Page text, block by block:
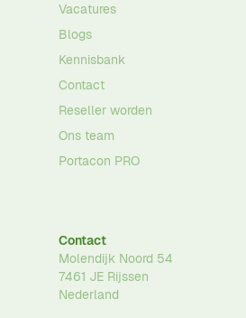
Vacatures
Blogs
Kennisbank
Contact
Reseller worden
Ons team
Portacon PRO
Contact
Molendijk Noord 54
7461 JE Rijssen
Nederland